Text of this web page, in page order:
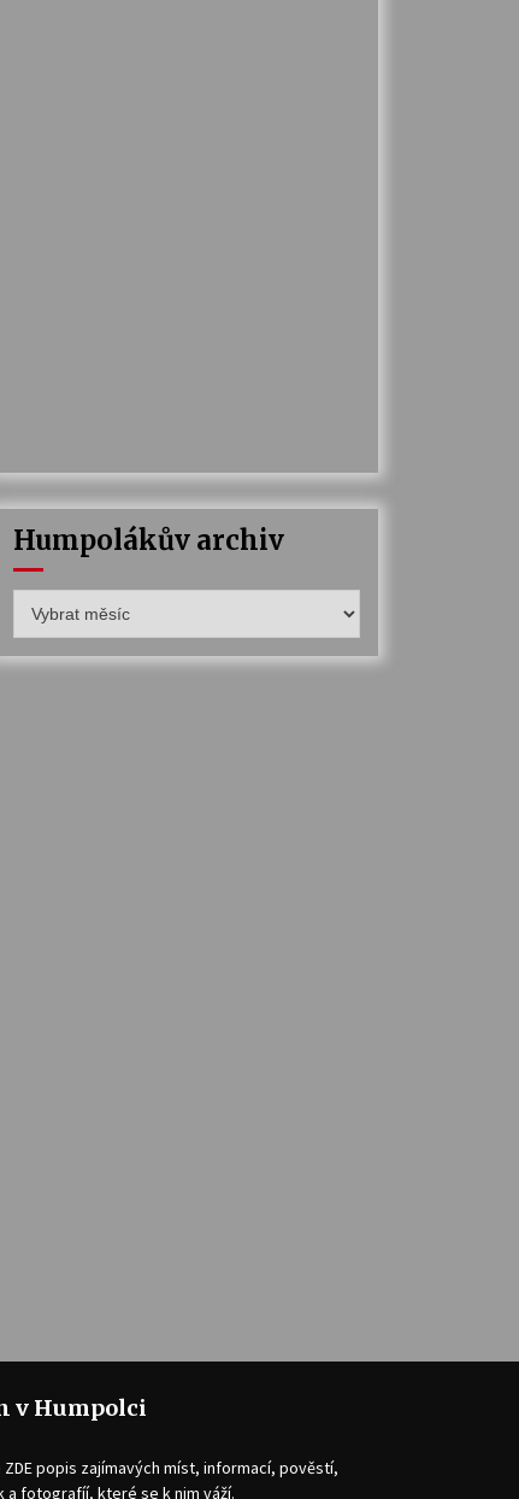
Humpolákův archiv
archiv
v Humpolci
ZDE popis zajímavých míst, informací, pověstí,
a fotografíí, které se k nim váží.